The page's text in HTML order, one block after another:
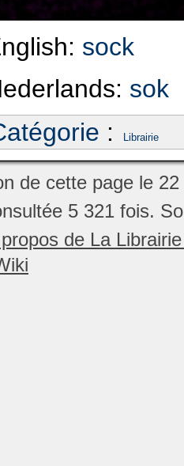
sock
sok
: Librairie
de cette page le
5 321 fois.
de La